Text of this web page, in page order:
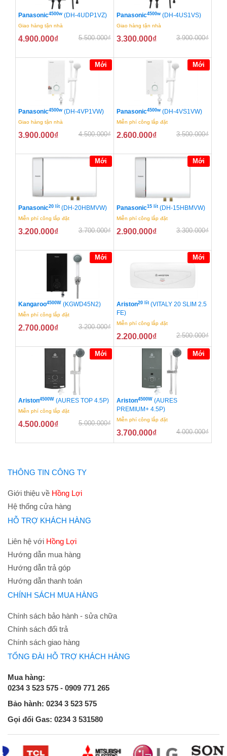
Panasonic4500w (DH-4UDP1VZ)
Giao hàng tận nhà
4.900.000₫ 5.500.000₫
Panasonic4500w (DH-4US1VS)
Giao hàng tận nhà
3.300.000₫ 3.900.000₫
Mới
Panasonic4500w (DH-4VP1VW)
Giao hàng tận nhà
3.900.000₫ 4.500.000₫
Mới
Panasonic4500w (DH-4VS1VW)
Miễn phí công lắp đặt
2.600.000₫ 3.500.000₫
Mới
Panasonic20 lít (DH-20HBMVW)
Miễn phí công lắp đặt
3.200.000₫ 3.700.000₫
Mới
Panasonic15 lít (DH-15HBMVW)
Miễn phí công lắp đặt
2.900.000₫ 3.300.000₫
Mới
Kangaroo4500W (KGWD45N2)
Miễn phí công lắp đặt
2.700.000₫ 3.200.000₫
Mới
Ariston20 lít (VITALY 20 SLIM 2.5
FE)
Miễn phí công lắp đặt
2.200.000₫ 2.500.000₫
Mới
Ariston4500W (AURES TOP 4.5P)
Miễn phí công lắp đặt
4.500.000₫ 5.000.000₫
Mới
Ariston4500W (AURES
PREMIUM+ 4.5P)
Miễn phí công lắp đặt
3.700.000₫ 4.000.000₫
THÔNG TIN CÔNG TY
Giới thiệu về Hồng Lợi
Hệ thống cửa hàng
HỖ TRỢ KHÁCH HÀNG
Liên hệ với Hồng Lợi
Hướng dẫn mua hàng
Hướng dẫn trả góp
Hướng dẫn thanh toán
CHÍNH SÁCH MUA HÀNG
Chính sách bảo hành - sửa chữa
Chính sách đổi trả
Chính sách giao hàng
TỔNG ĐÀI HỖ TRỢ KHÁCH HÀNG
Mua hàng:
0234 3 523 575 - 0909 771 265
Bảo hành: 0234 3 523 575
Gọi đổi Gas: 0234 3 531580